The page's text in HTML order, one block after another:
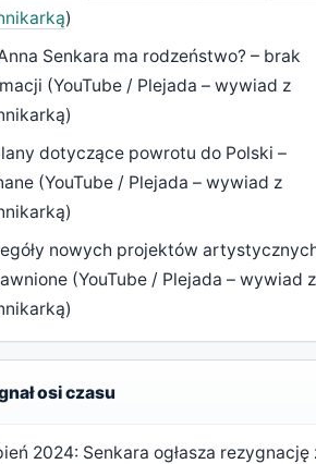
)
Senkara ma rodzeństwo? – brak
(YouTube / Plejada – wywiad z
dotyczące powrotu do Polski –
(YouTube / Plejada – wywiad z
nowych projektów
(YouTube / Plejada – wywiad z
osi czasu
2024: Senkara ogłasza rezygnację